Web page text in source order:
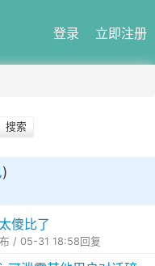
登录 立即注册
)
傻比了
/ 05-31 18:58回复